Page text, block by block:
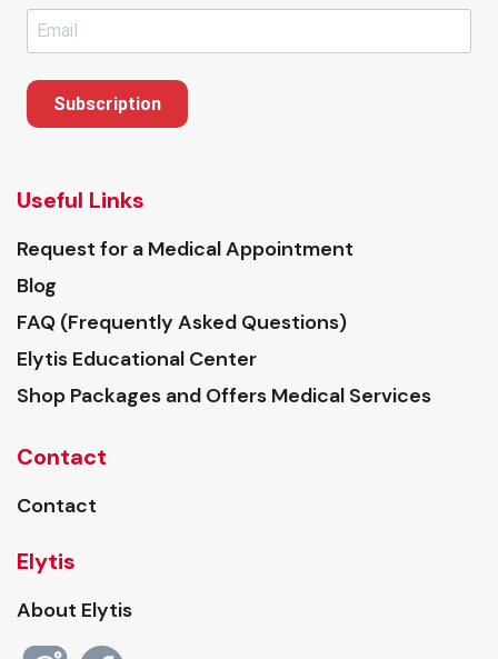
Subscription
Useful Links
Request for a Medical Appointment
Blog
FAQ (Frequently Asked Questions)
Elytis Educational Center
Shop Packages and Offers Medical Services
Contact
Contact
Elytis
About Elytis